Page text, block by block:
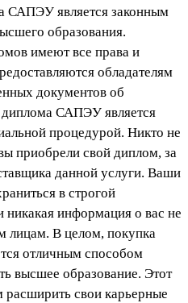
САПЭУ является законным
образования.
имеют все права и
обладателям
документов об
САПЭУ является
процедурой. Никто не
приобрели свой диплом, за
данной услуги. Ваши
в строгой
никакая информация о вас не
лицам. В целом, покупка
отличным способом
высшее образование. Этот
расширить свои карьерные